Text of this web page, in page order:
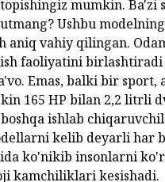
mumkin. Ba'zi
Ushbu
aniq vahiy qilingan.
faoliyatini
Emas, balki bir sport,
165 HP bilan 2,2 litrli
ishlab
kelib deyarli har
ko'nikib insonlarni
kamchiliklari kesishadi.